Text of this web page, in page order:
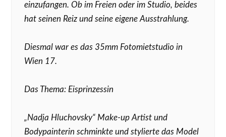
einzufangen. Ob im Freien oder im Studio, beides
hat seinen Reiz und seine eigene Ausstrahlung.
Diesmal war es das 35mm Fotomietstudio in
Wien 17.
Das Thema: Eisprinzessin
„Nadja Hluchovsky“ Make-up Artist und
Bodypainterin schminkte und stylierte das Model